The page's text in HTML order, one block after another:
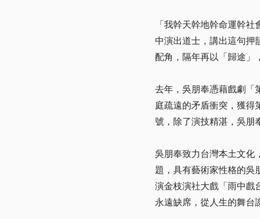
「我幹天幹地幹命運幹
中演出道士，講出這句押
配角，隔年再以「歸途」
去年，吳朋奉憑藉戲劇「
庭疏遠的矛盾衝突，獲
號，除了演技精湛，吳朋
吳朋奉致力台灣本土文化
題，具有藝術家性格的吳
演金枝演社大戲「雨中戲
永遠缺席，從人生的舞台